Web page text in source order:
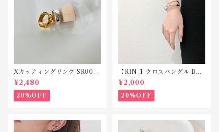
Xカッティングリング SR002
ステンレス
¥2,480
20%OFF
【RIN.】クロスバングル B02
3
¥2,000
20%OFF